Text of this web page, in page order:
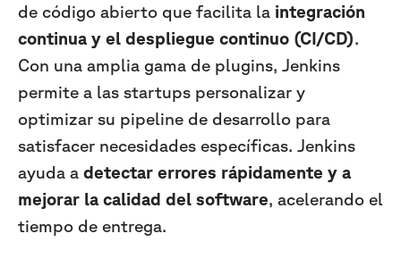
de código abierto que facilita la integración
continua y el despliegue continuo (CI/CD).
Con una amplia gama de plugins, Jenkins
permite a las startups personalizar y
optimizar su pipeline de desarrollo para
satisfacer necesidades específicas. Jenkins
ayuda a detectar errores rápidamente y a
mejorar la calidad del software, acelerando el
tiempo de entrega.